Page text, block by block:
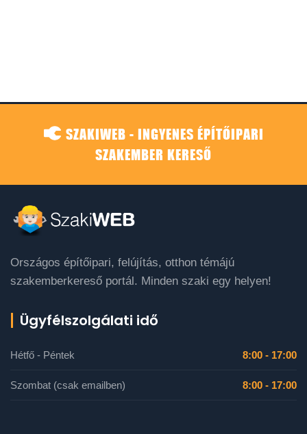
SZAKIWEB - INGYENES ÉPÍTŐIPARI
SZAKEMBER KERESŐ
Országos építőipari, felújítás, otthon témájú
szakemberkereső portál. Minden szaki egy helyen!
Ügyfélszolgálati idő
Hétfő - Péntek 8:00 - 17:00
Szombat (csak emailben) 8:00 - 17:00